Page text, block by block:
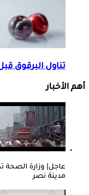
تناول البرقوق
أهم الأخبار
عاجل| وزارة الصحة
مدينة نصر